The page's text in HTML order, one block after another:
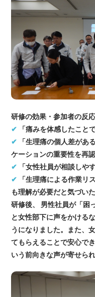
研修の効果・参加者の反応
✔ 「痛みを体感したこと
✔ 「生理痛の個人差があ
ケーションの重要性を再認
✔ 「女性社員が相談しや
✔ 「生理痛による作業リ
も理解が必要だと気づいた
研修後、 男性社員が「困
と女性部下に声をかける
うになりました。また、
てもらえることで安心で
いう前向きな声が寄せられ